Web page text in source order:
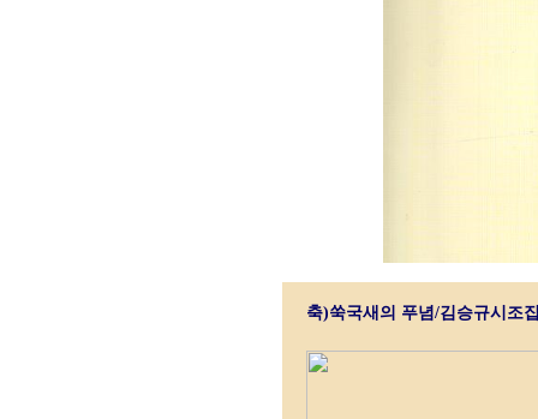
축)쑥국새의 푸념/김승규시조